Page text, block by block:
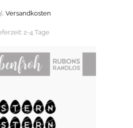
Versandkosten
2-4 Tage